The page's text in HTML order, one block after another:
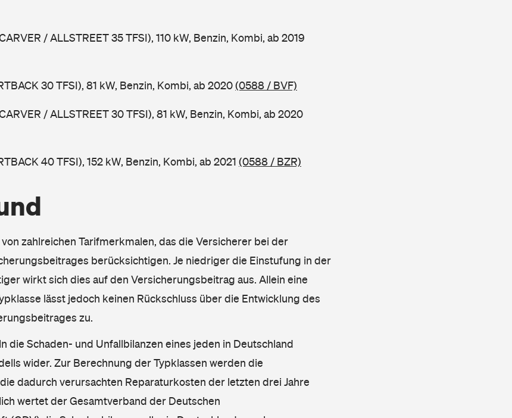
/ ALLSTREET 35 TFSI), 110 kW, Benzin, Kombi, ab 2019
30 TFSI), 81 kW, Benzin, Kombi, ab 2020(0588 / BVF)
/ ALLSTREET 30 TFSI), 81 kW, Benzin, Kombi, ab 2020
40 TFSI), 152 kW, Benzin, Kombi, ab 2021 (0588 / BZR)
zahlreichen Tarifmerkmalen, das die Versicherer bei der
berücksichtigen. Je niedriger die Einstufung in der
wirkt sich dies auf den Versicherungsbeitrag aus. Allein eine
lässt jedoch keinen Rückschluss über die Entwicklung des
zu.
die Schaden- und Unfallbilanzen eines jeden in Deutschland
wider. Zur Berechnung der Typklassen werden die
dadurch verursachten Reparaturkosten der letzten drei Jahre
wertet der Gesamtverband der Deutschen